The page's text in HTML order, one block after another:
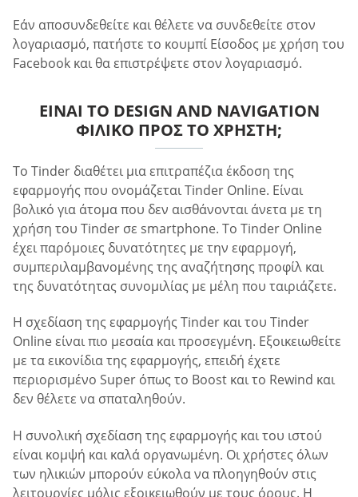
Εάν αποσυνδεθείτε και θέλετε να συνδεθείτε στον
λογαριασμό, πατήστε το κουμπί Είσοδος με χρήση του
Facebook και θα επιστρέψετε στον λογαριασμό.
ΕΊΝΑΙ ΤΟ DESIGN AND NAVIGATION
ΦΙΛΙΚΌ ΠΡΟΣ ΤΟ ΧΡΉΣΤΗ;
Το Tinder διαθέτει μια επιτραπέζια έκδοση της
εφαρμογής που ονομάζεται Tinder Online. Είναι
βολικό για άτομα που δεν αισθάνονται άνετα με τη
χρήση του Tinder σε smartphone. Το Tinder Online
έχει παρόμοιες δυνατότητες με την εφαρμογή,
συμπεριλαμβανομένης της αναζήτησης προφίλ και
της δυνατότητας συνομιλίας με μέλη που ταιριάζετε.
Η σχεδίαση της εφαρμογής Tinder και του Tinder
Online είναι πιο μεσαία και προσεγμένη. Εξοικειωθείτε
με τα εικονίδια της εφαρμογής, επειδή έχετε
περιορισμένο Super όπως το Boost και το Rewind και
δεν θέλετε να σπαταληθούν.
Η συνολική σχεδίαση της εφαρμογής και του ιστού
είναι κομψή και καλά οργανωμένη. Οι χρήστες όλων
των ηλικιών μπορούν εύκολα να πλοηγηθούν στις
λειτουργίες μόλις εξοικειωθούν με τους όρους. Η